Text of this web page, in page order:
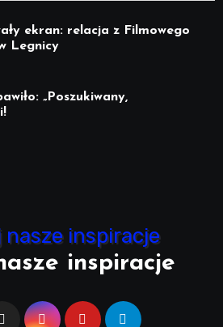
ekran: relacja z Filmowego
Legnicy
„Poszukiwany,
inspiracje